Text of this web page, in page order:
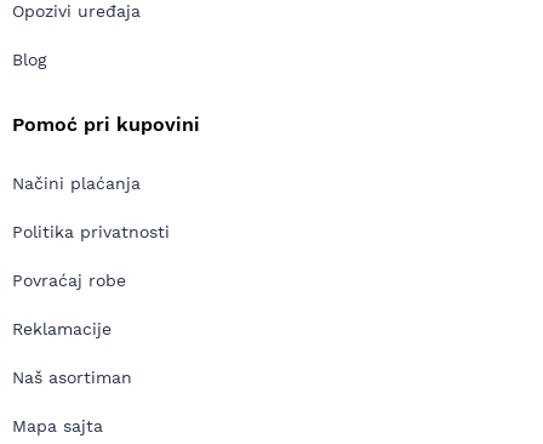
Opozivi uređaja
Blog
Pomoć pri kupovini
Načini plaćanja
Politika privatnosti
Povraćaj robe
Reklamacije
Naš asortiman
Mapa sajta